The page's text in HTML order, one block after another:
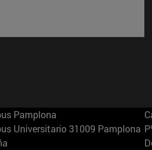
Pamplona
Universitario 31009 Pamplona